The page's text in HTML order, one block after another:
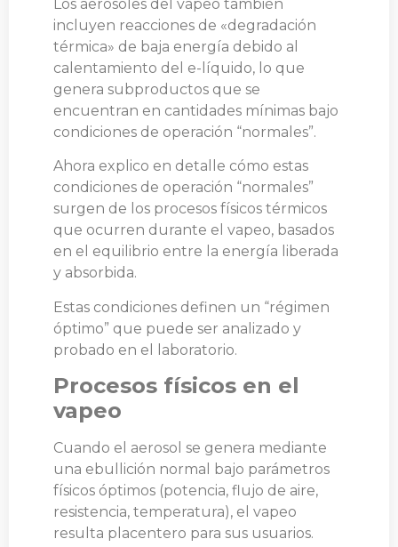
Los aerosoles del vapeo también
incluyen reacciones de «degradación
térmica» de baja energía debido al
calentamiento del e-líquido, lo que
genera subproductos que se
encuentran en cantidades mínimas bajo
condiciones de operación “normales”.
Ahora explico en detalle cómo estas
condiciones de operación “normales”
surgen de los procesos físicos térmicos
que ocurren durante el vapeo, basados
en el equilibrio entre la energía liberada
y absorbida.
Estas condiciones definen un “régimen
óptimo” que puede ser analizado y
probado en el laboratorio.
Procesos físicos en el
vapeo
Cuando el aerosol se genera mediante
una ebullición normal bajo parámetros
físicos óptimos (potencia, flujo de aire,
resistencia, temperatura), el vapeo
resulta placentero para sus usuarios.